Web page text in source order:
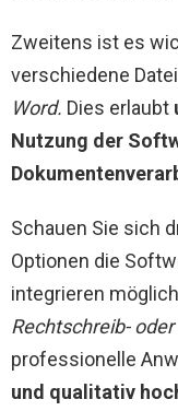
Zweitens ist es
verschiedene
Word. Dies erlaubt
Nutzung der
Schauen Sie sich
Optionen die
integrieren
Rechtschreib-
professionelle
und qualitativ